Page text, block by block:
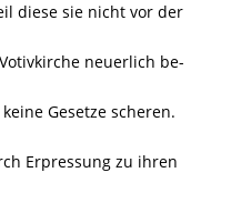
diese sie nicht vor der
neuerlich be-
Gesetze scheren.
Erpressung zu ihren